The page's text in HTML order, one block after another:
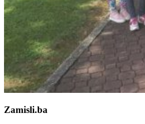
Zamisli.ba